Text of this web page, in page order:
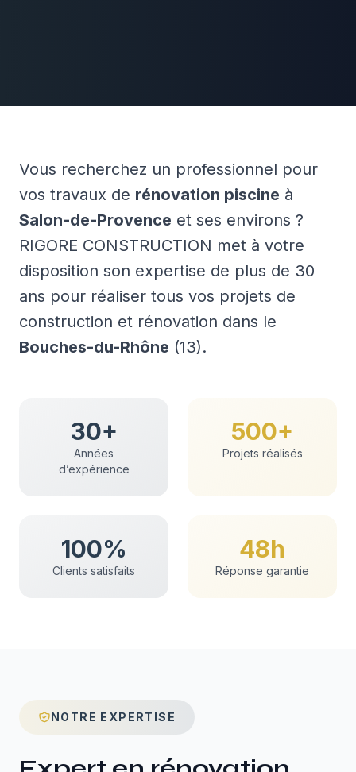
Vous recherchez un professionnel pour
vos travaux de rénovation piscine à
Salon-de-Provence et ses environs ?
RIGORE CONSTRUCTION met à votre
disposition son expertise de plus de 30
ans pour réaliser tous vos projets de
construction et rénovation dans le
Bouches-du-Rhône (13).
30+
Années
d’expérience
500+
Projets réalisés
100%
Clients satisfaits
48h
Réponse garantie
NOTRE EXPERTISE